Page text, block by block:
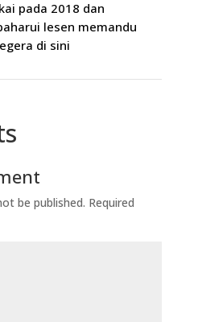
pada 2018 dan
lesen memandu
di sini
be published. Required